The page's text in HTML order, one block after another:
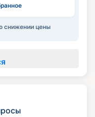
снижении цены